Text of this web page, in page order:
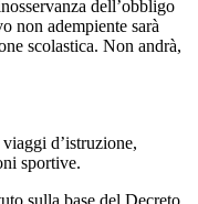
dell’obbligo
non adempiente sarà
scolastica. Non andrà,
d’istruzione,
sportive.